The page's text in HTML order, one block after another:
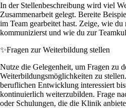
In der Stellenbeschreibung wird viel
Zusammenarbeit gelegt. Bereite
im Team gearbeitet hast. Zeige, wie du
kommunizierst und wie du zur
✨Fragen zur Weiterbildung stellen
Nutze die Gelegenheit, um Fragen zu
Weiterbildungsmöglichkeiten zu
beruflichen Entwicklung interessiert
kontinuierlich weiterzubilden. Frage
oder Schulungen, die die Klinik